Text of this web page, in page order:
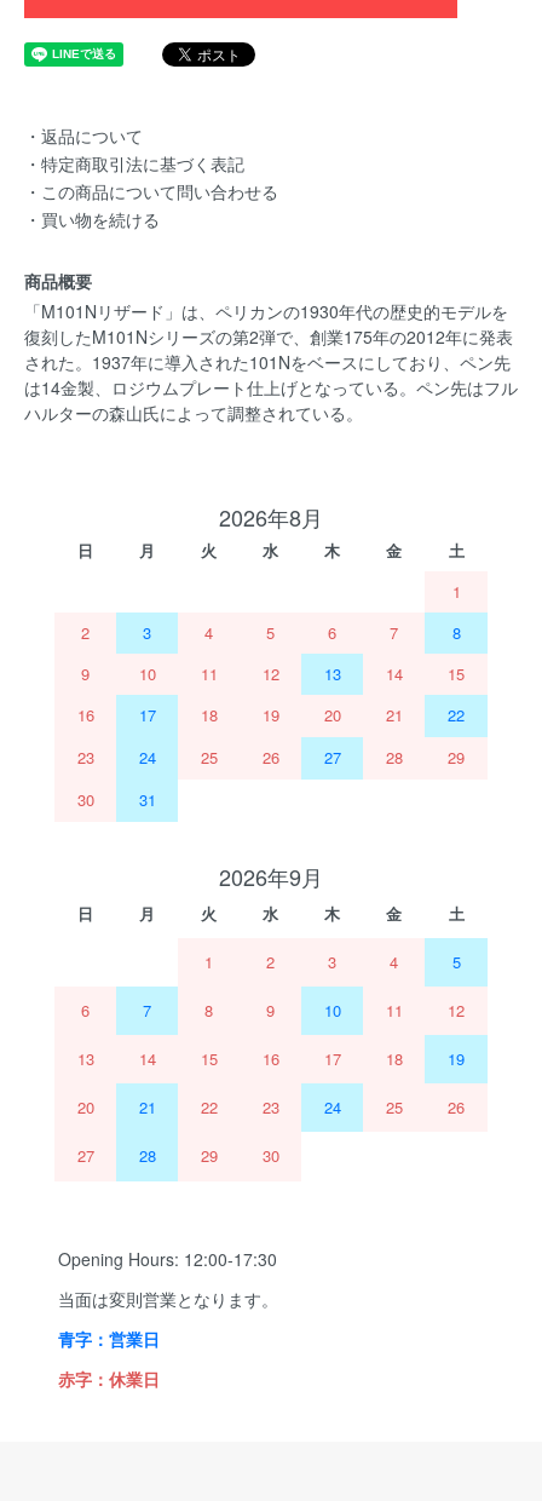
・返品について
・特定商取引法に基づく表記
・この商品について問い合わせる
・買い物を続ける
商品概要
「M101Nリザード」は、ペリカンの1930年代の歴史的モデルを
復刻したM101Nシリーズの第2弾で、創業175年の2012年に発表
された。1937年に導入された101Nをベースにしており、ペン先
は14金製、ロジウムプレート仕上げとなっている。ペン先はフル
ハルターの森山氏によって調整されている。
2026年8月
日 月 火 水 木 金
土
1
2
3 4 5 6 7
8
9
10 11 12 13 14
15
16
17 18 19 20 21
22
23
24 25 26 27 28
29
30
31
2026年9月
日 月 火 水 木 金 土
1 2 3 4 5
6 7 8 9 10 11 12
13 14 15 16 17 18 19
20 21 22 23 24 25 26
27 28 29 30
Opening Hours: 12:00-17:30
当面は変則営業となります。
青字：営業日
赤字：休業日